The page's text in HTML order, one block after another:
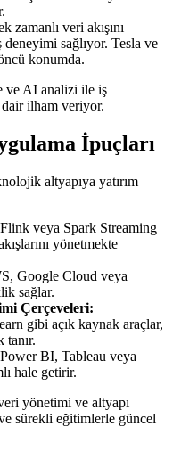
zamanlı veri akışını
sağlıyor. Tesla ve
konumda.
ve AI analizi ile iş
dair ilham veriyor.
İpuçları
altyapıya yatırım
veya Spark Streaming
yönetmekte
Google Cloud veya
sağlar.
Çerçeveleri:
gibi açık kaynak araçlar,
Power BI, Tableau veya
hale getirir.
yönetimi ve altyapı
sürekli eğitimlerle güncel